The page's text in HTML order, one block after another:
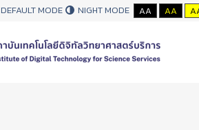
DEFAULT MODE NIGHT MODE AA AA